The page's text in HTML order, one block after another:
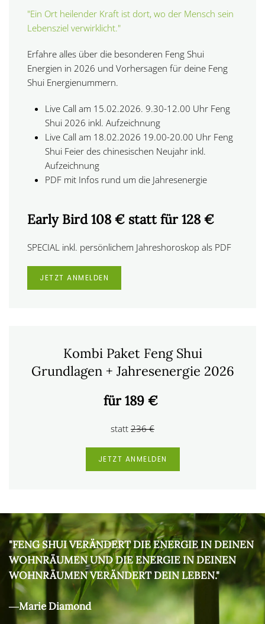
"Ein Ort heilender Kraft ist dort, wo der Mensch sein
Lebensziel verwirklicht."
Erfahre alles über die besonderen Feng Shui
Energien in 2026 und Vorhersagen für deine Feng
Shui Energienummern.
Live Call am 15.02.2026. 9.30-12.00 Uhr Feng
Shui 2026 inkl. Aufzeichnung
Live Call am 18.02.2026 19.00-20.00 Uhr Feng
Shui Feier des chinesischen Neujahr inkl.
Aufzeichnung
PDF mit Infos rund um die Jahresenergie
Early Bird 108 € statt für 128 €
SPECIAL inkl. persönlichem Jahreshoroskop als PDF
JETZT ANMELDEN
Kombi Paket Feng Shui
Grundlagen + Jahresenergie 2026
für 189 €
statt 236 €
JETZT ANMELDEN
"FENG SHUI VERÄNDERT DIE ENERGIE IN DEINEN
WOHNRÄUMEN UND DIE ENERGIE IN DEINEN
WOHNRÄUMEN VERÄNDERT DEIN LEBEN."
―Marie Diamond